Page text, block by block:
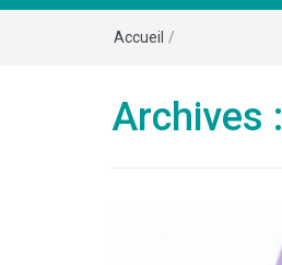
Accueil /
Archives :